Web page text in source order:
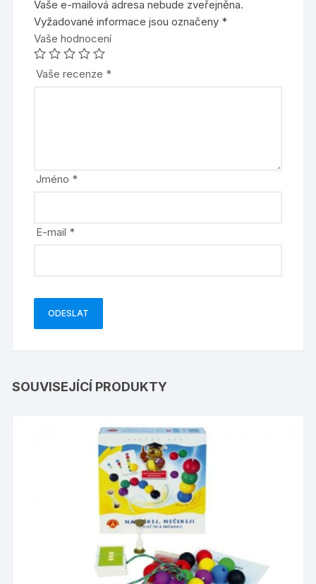
Vaše e-mailová adresa nebude zveřejněna.
Vyžadované informace jsou označeny *
Vaše hodnocení
Vaše recenze *
Jméno *
E-mail *
SOUVISEJÍCÍ PRODUKTY